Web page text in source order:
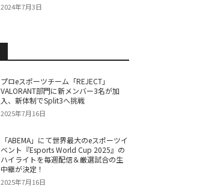
2024年7月3日
プロeスポーツチーム「REJECT」
VALORANT部門に新メンバー3名が加
入、新体制でSplit3へ挑戦
2025年7月16日
「ABEMA」にて世界最大のeスポーツイ
ベント『Esports World Cup 2025』の
ハイライトを毎週配信＆厳選試合の生
中継が決定！
2025年7月16日